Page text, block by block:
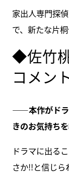
家出人専門探
で、新たな片
◆佐竹
コメン
――本作がドラ
きのお気持ち
ドラマに出る
さか!!と信じら